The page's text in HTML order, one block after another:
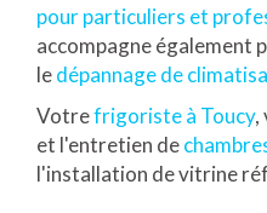
pour particuliers et
accompagne également
ledépannage de
Votrefrigoriste à Toucy,
et l'entretien de
l'installation de vitrine